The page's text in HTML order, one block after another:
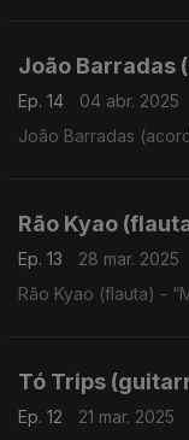
João Barradas
Ep. 14
04 abr. 2025
João Barradas
Rão Kyao
Ep. 13
28 mar. 2025
Rão Kyao (flauta) -
Tó Trips
Ep. 12
21 mar. 2025